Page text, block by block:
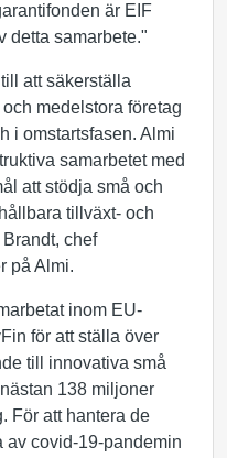
är EIF
detta samarbete."
att säkerställa
medelstora företag
i omstartsfasen. Almi
samarbetet med
att stödja små och
tillväxt- och
chef
på Almi.
inom EU-
för att ställa över
till innovativa små
138 miljoner
För att hantera de
av covid-19-pandemin